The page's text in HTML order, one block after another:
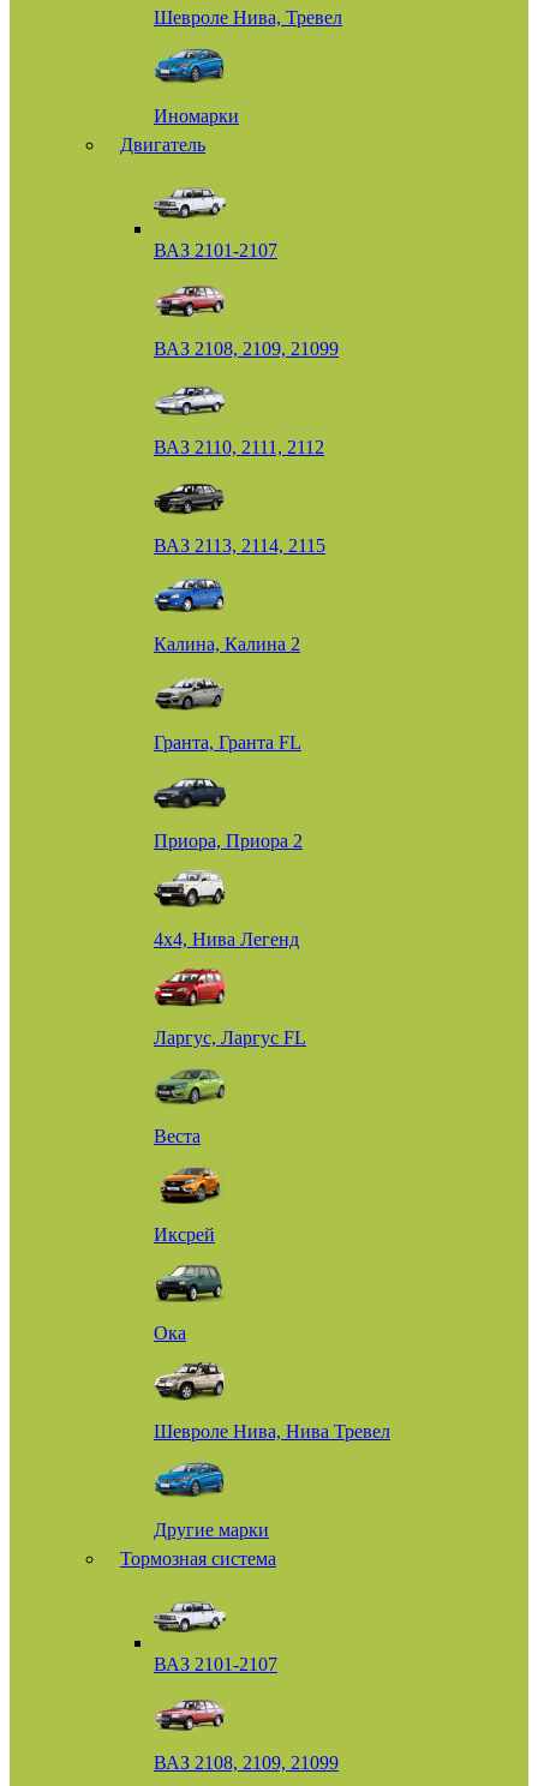
Шевроле Нива, Тревел
Иномарки
Двигатель
ВАЗ 2101-2107
ВАЗ 2108, 2109, 21099
ВАЗ 2110, 2111, 2112
ВАЗ 2113, 2114, 2115
Калина, Калина 2
Гранта, Гранта FL
Приора, Приора 2
4х4, Нива Легенд
Ларгус, Ларгус FL
Веста
Иксрей
Ока
Шевроле Нива, Нива Тревел
Другие марки
Тормозная система
ВАЗ 2101-2107
ВАЗ 2108, 2109, 21099